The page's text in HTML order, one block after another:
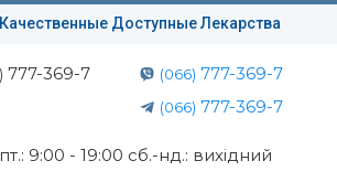
Качественные Доступные Лекарства
777-369-7 (066) 777-369-7
(066) 777-369-7
9:00 - 19:00 сб.-нд.: вихідний